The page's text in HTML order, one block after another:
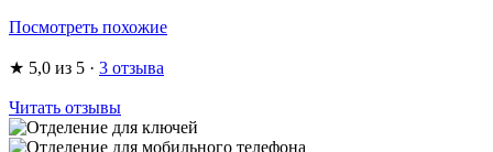
Посмотреть похожие
★ 5,0 из 5 · 3 отзыва
Читать отзывы